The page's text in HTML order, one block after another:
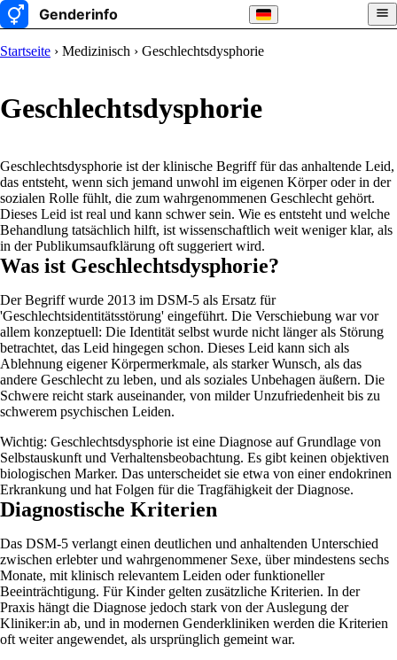
Startseite › Medizinisch › Geschlechtsdysphorie
Geschlechtsdysphorie
Geschlechtsdysphorie ist der klinische Begriff für das anhaltende Leid,
das entsteht, wenn sich jemand unwohl im eigenen Körper oder in der
sozialen Rolle fühlt, die zum wahrgenommenen Geschlecht gehört.
Dieses Leid ist real und kann schwer sein. Wie es entsteht und welche
Behandlung tatsächlich hilft, ist wissenschaftlich weit weniger klar, als
in der Publikumsaufklärung oft suggeriert wird.
Was ist Geschlechtsdysphorie?
Der Begriff wurde 2013 im DSM-5 als Ersatz für
'Geschlechtsidentitätsstörung' eingeführt. Die Verschiebung war vor
allem konzeptuell: Die Identität selbst wurde nicht länger als Störung
betrachtet, das Leid hingegen schon. Dieses Leid kann sich als
Ablehnung eigener Körpermerkmale, als starker Wunsch, als das
andere Geschlecht zu leben, und als soziales Unbehagen äußern. Die
Schwere reicht stark auseinander, von milder Unzufriedenheit bis zu
schwerem psychischen Leiden.
Wichtig: Geschlechtsdysphorie ist eine Diagnose auf Grundlage von
Selbstauskunft und Verhaltensbeobachtung. Es gibt keinen objektiven
biologischen Marker. Das unterscheidet sie etwa von einer endokrinen
Erkrankung und hat Folgen für die Tragfähigkeit der Diagnose.
Diagnostische Kriterien
Das DSM-5 verlangt einen deutlichen und anhaltenden Unterschied
zwischen erlebter und wahrgenommener Sexe, über mindestens sechs
Monate, mit klinisch relevantem Leiden oder funktioneller
Beeinträchtigung. Für Kinder gelten zusätzliche Kriterien. In der
Praxis hängt die Diagnose jedoch stark von der Auslegung der
Kliniker:in ab, und in modernen Genderkliniken werden die Kriterien
oft weiter angewendet, als ursprünglich gemeint war.